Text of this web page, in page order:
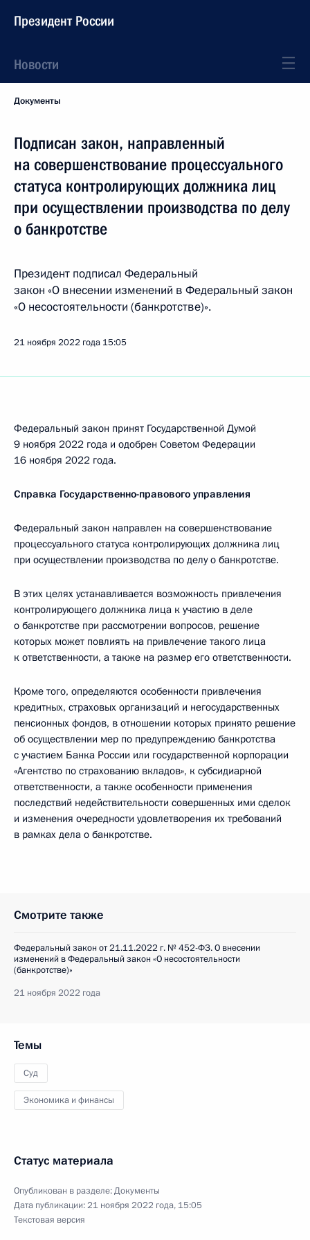
Президент России
Новости
Документы
Подписан закон, направленный
на совершенствование процессуального
статуса контролирующих должника лиц
при осуществлении производства по делу
о банкротстве
Президент подписал Федеральный
закон «О внесении изменений в Федеральный закон
«О несостоятельности (банкротстве)».
21 ноября 2022 года 15:05
Федеральный закон принят Государственной Думой
9 ноября 2022 года и одобрен Советом Федерации
16 ноября 2022 года.
Справка Государственно-правового управления
Федеральный закон направлен на совершенствование
процессуального статуса контролирующих должника лиц
при осуществлении производства по делу о банкротстве.
В этих целях устанавливается возможность привлечения
контролирующего должника лица к участию в деле
о банкротстве при рассмотрении вопросов, решение
которых может повлиять на привлечение такого лица
к ответственности, а также на размер его ответственности.
Кроме того, определяются особенности привлечения
кредитных, страховых организаций и негосударственных
пенсионных фондов, в отношении которых принято решение
об осуществлении мер по предупреждению банкротства
с участием Банка России или государственной корпорации
«Агентство по страхованию вкладов», к субсидиарной
ответственности, а также особенности применения
последствий недействительности совершенных ими сделок
и изменения очередности удовлетворения их требований
в рамках дела о банкротстве.
Смотрите также
Федеральный закон от 21.11.2022 г. № 452-ФЗ. О внесении
изменений в Федеральный закон «О несостоятельности
(банкротстве)»
21 ноября 2022 года
Темы
Суд
Экономика и финансы
Статус материала
Опубликован в разделе:Документы
Дата публикации:21 ноября 2022 года, 15:05
Текстовая версия